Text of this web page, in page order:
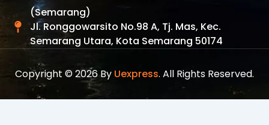
(Semarang)
Jl. Ronggowarsito No.98 A, Tj. Mas, Kec.
Semarang Utara, Kota Semarang 50174
Copyright © 2026 By Uexpress. All Rights Reserved.